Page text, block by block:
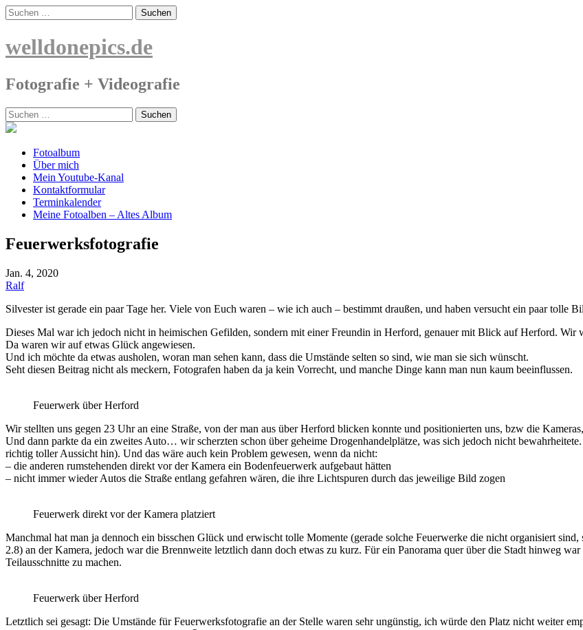
Skip
to
Suchen
nach:
welldonepics.de
Fotografie + Videografie
Suchen
nach:
Fotoalbum
Über mich
Mein Youtube-Kanal
Kontaktformular
Terminkalender
Meine Fotoalben – Altes Album
Feuerwerksfotografie
Jan. 4, 2020
Ralf
Silvester ist gerade ein paar Tage her. Viele von Euch waren – wie ich auch – bestimmt draußen, und haben versucht ein paar tolle
Dieses Mal war ich jedoch nicht in heimischen Gefilden, sondern mit einer Freundin in Herford, genauer mit Blick auf Herford. Wir
Da waren wir auf etwas Glück angewiesen.
Und ich möchte da etwas ausholen, woran man sehen kann, dass die Umstände selten so sind, wie man sie sich wünscht.
Seht diesen Beitrag nicht als meckern, Fotografen haben da ja kein Vorrecht, und manche Dinge kann man nun kaum beeinflussen.
Feuerwerk über Herford
Wir stellten uns gegen 23 Uhr an eine Straße, von der man aus über Herford blicken konnte und positionierten uns, bzw die
Und dann parkte da ein zweites Auto… wir scherzten schon über geheime Drogenhandelplätze, was sich jedoch nicht
richtig toller Aussicht hin). Und das wäre auch kein Problem gewesen, wenn da nicht:
– die anderen rumstehenden direkt vor der Kamera ein Bodenfeuerwerk aufgebaut hätten
– nicht immer wieder Autos die Straße entlang gefahren wären, die ihre Lichtspuren durch das jeweilige Bild zogen
Feuerwerk direkt vor der Kamera platziert
Manchmal hat man ja dennoch ein bisschen Glück und erwischt tolle Momente (gerade solche Feuerwerke die nicht organisiert
2.8) an der Kamera, jedoch war die Brennweite letztlich dann doch etwas zu kurz. Für ein Panorama quer über die Stadt hinweg
Teilausschnitte zu machen.
Feuerwerk über Herford
Letztlich sei gesagt: Die Umstände für Feuerwerksfotografie an der Stelle waren sehr ungünstig, ich würde den Platz nicht weiter